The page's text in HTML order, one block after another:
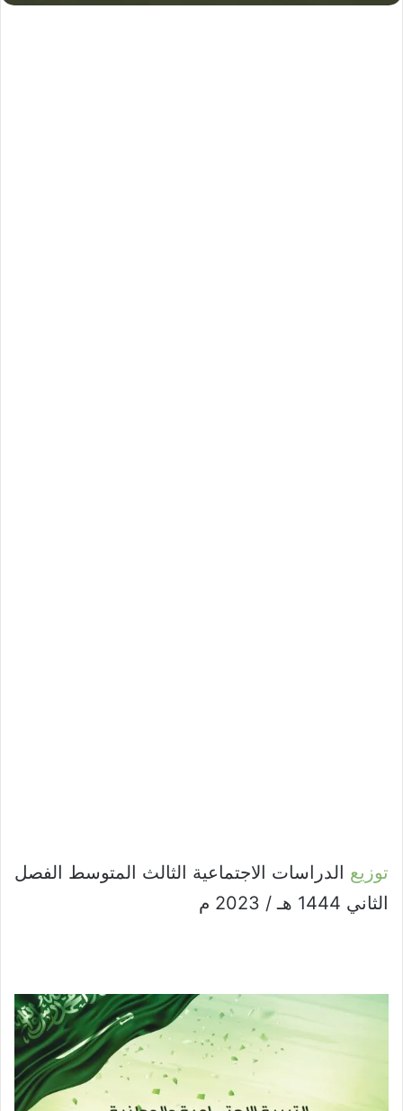
توزيع الدراسات الاجتماعية الثالث المتوسط الفصل
الثاني 1444 هـ / 2023 م